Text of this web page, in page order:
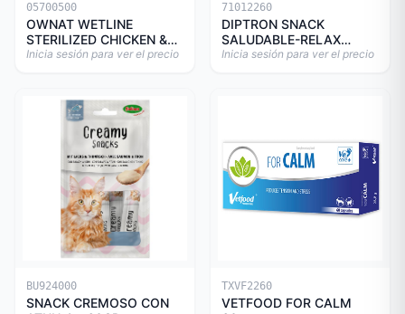
05700500
OWNAT WETLINE
STERILIZED CHICKEN &
TURKEY CAT 85gr
Inicia sesión para ver el precio
71012260
DIPTRON SNACK
SALUDABLE-RELAX
150GR
Inicia sesión para ver el precio
BU924000
SNACK CREMOSO CON
TXVF2260
VETFOOD FOR CALM